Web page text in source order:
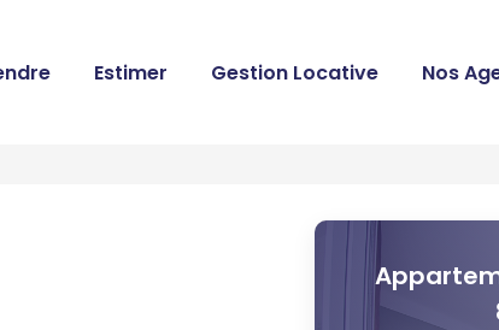
Estimer Gestion Locative Nos